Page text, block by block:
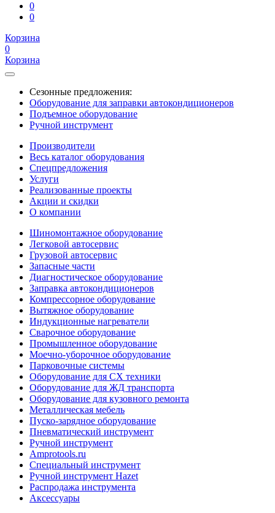
0
0
Корзина
0
Корзина
Сезонные предложения:
Оборудование для заправки автокондиционеров
Подъемное оборудование
Ручной инструмент
Производители
Весь каталог оборудования
Спецпредложения
Услуги
Реализованные проекты
Акции и скидки
О компании
Шиномонтажное оборудование
Легковой автосервис
Грузовой автосервис
Запасные части
Диагностическое оборудование
Заправка автокондиционеров
Компрессорное оборудование
Вытяжное оборудование
Индукционные нагреватели
Сварочное оборудование
Промышленное оборудование
Моечно-уборочное оборудование
Парковочные системы
Оборудование для СХ техники
Оборудование для ЖД транспорта
Оборудование для кузовного ремонта
Металлическая мебель
Пуско-зарядное оборудование
Пневматический инструмент
Ручной инструмент
Amprotools.ru
Специальный инструмент
Ручной инструмент Hazet
Распродажа инструмента
Аксессуары